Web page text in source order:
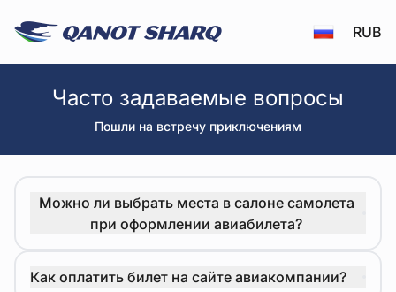
RUB
Часто задаваемые вопросы
Пошли на встречу приключениям
Можно ли выбрать места в салоне самолета
при оформлении авиабилета?
Как оплатить билет на сайте авиакомпании?